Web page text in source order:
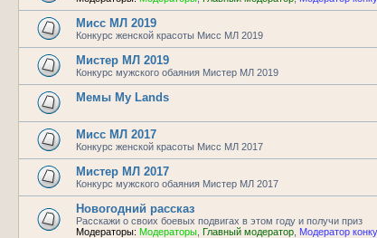
Мисс МЛ 2019
Конкурс женской красоты Мисс МЛ 2019
Мистер МЛ 2019
Конкурс мужского обаяния Мистер МЛ 2019
Мемы My Lands
Мисс МЛ 2017
Конкурс женской красоты Мисс МЛ 2017
Мистер МЛ 2017
Конкурс мужского обаяния Мистер МЛ 2017
Новогодний рассказ
Расскажи о своих боевых подвигах в этом году и получи приз
Модераторы: Модераторы Главный модератор Модератор